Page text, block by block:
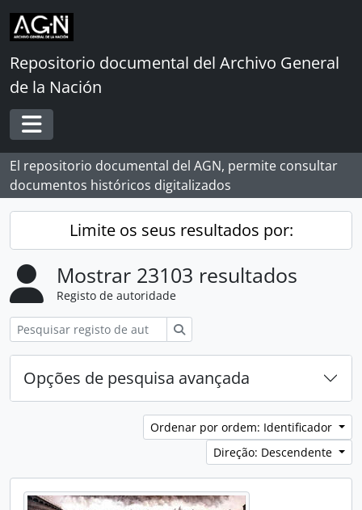
Skip to main content
Repositorio documental del Archivo General
de la Nación
Toggle navigation
El repositorio documental del AGN, permite consultar
documentos históricos digitalizados
Limite os seus resultados por:
Mostrar 23103 resultados
Registo de autoridade
Opções de pesquisa avançada
Ordenar por ordem: Identificador
Direção: Descendente